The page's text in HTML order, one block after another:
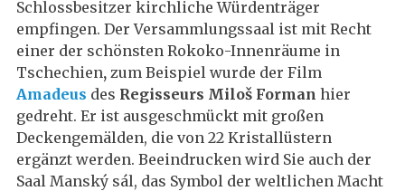
Schlossbesitzer kirchliche Würdenträger
empfingen. Der Versammlungssaal ist mit Recht
einer der schönsten Rokoko-Innenräume in
Tschechien, zum Beispiel wurde der Film
Amadeus des Regisseurs Miloš Forman hier
gedreht. Er ist ausgeschmückt mit großen
Deckengemälden, die von 22 Kristallüstern
ergänzt werden. Beeindrucken wird Sie auch der
Saal Manský sál, das Symbol der weltlichen Macht